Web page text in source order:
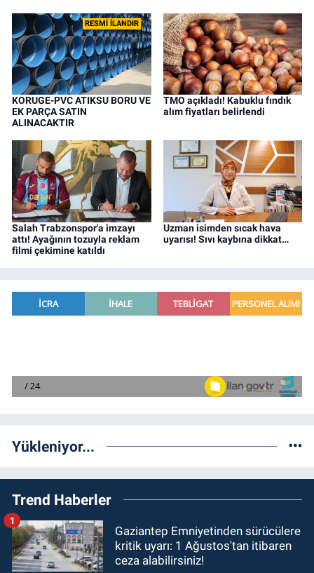
RESMİ İLANDIR
KORUGE-PVC ATIKSU BORU VE
EK PARÇA SATIN
ALINACAKTIR
TMO açıkladı! Kabuklu fındık
alım fiyatları belirlendi
Salah Trabzonspor'a imzayı
attı! Ayağının tozuyla reklam
filmi çekimine katıldı
Uzman isimden sıcak hava
uyarısı! Sıvı kaybına dikkat…
Yükleniyor...
Trend Haberler
Gaziantep Emniyetinden sürücülere
kritik uyarı: 1 Ağustos'tan itibaren
ceza alabilirsiniz!
1